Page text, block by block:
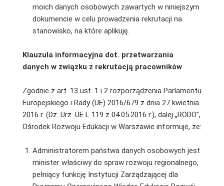
moich danych osobowych zawartych w niniejszym
dokumencie w celu prowadzenia rekrutacji na
stanowisko, na które aplikuję.
Klauzula informacyjna dot. przetwarzania
danych w związku z rekrutacją pracowników
Zgodnie z art. 13 ust. 1 i 2 rozporządzenia Parlamentu
Europejskiego i Rady (UE) 2016/679 z dnia 27 kwietnia
2016 r. (Dz. Urz. UE L 119 z 04.05.2016 r.), dalej „RODO”,
Ośrodek Rozwoju Edukacji w Warszawie informuje, że:
Administratorem państwa danych osobowych jest
minister właściwy do spraw rozwoju regionalnego,
pełniący funkcję Instytucji Zarządzającej dla